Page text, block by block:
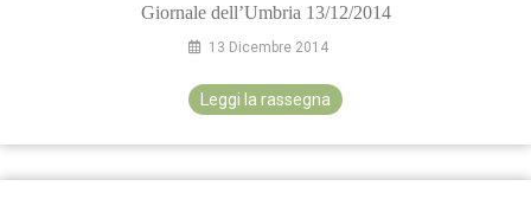
Giornale dell’Umbria 13/12/2014
13 Dicembre 2014
Leggi la rassegna